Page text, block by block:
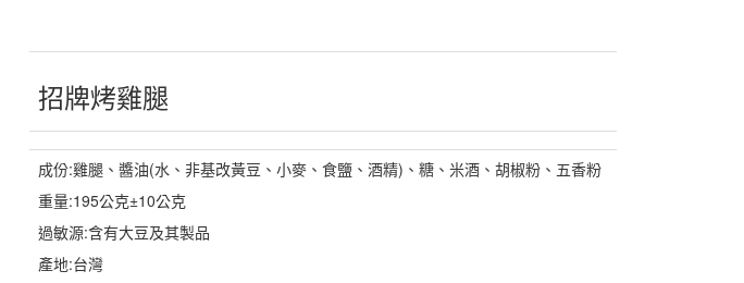
招牌烤雞腿
成份:雞腿、醬油(水、非基改黃豆、小麥、食鹽、酒精)、糖、米酒、胡椒粉、五香粉
重量:195公克±10公克
過敏源:含有大豆及其製品
產地:台灣